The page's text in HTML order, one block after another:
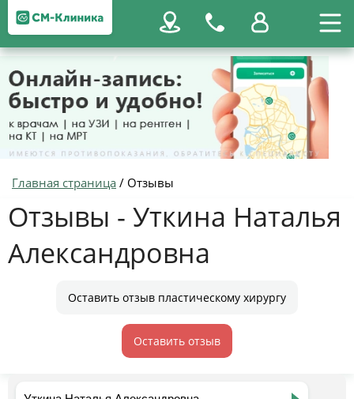
Главная страница / Отзывы
Отзывы - Уткина Наталья
Александровна
Оставить отзыв пластическому хирургу
Оставить отзыв